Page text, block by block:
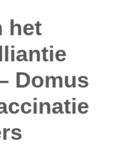
het
Domus